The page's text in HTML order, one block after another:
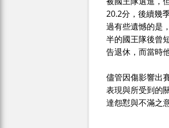
20.2分，後續幾
過有些遺憾的是
半的國王隊後曾
告退休，而當時
儘管因傷影響出
表現與所受到的
達怨懟與不滿之